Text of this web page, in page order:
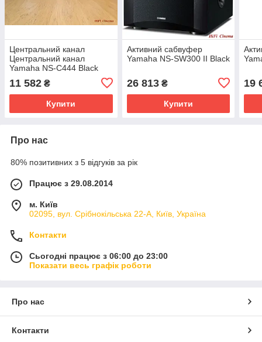
Центральний канал
Центральний канал
Yamaha NS-C444 Black
11 582 ₴
Купити
Активний сабвуфер
Yamaha NS-SW300 II Black
26 813₴
Купити
19
Про нас
80% позитивних з 5 відгуків за рік
Працює з 29.08.2014
м. Київ
02095, вул. Срібнокільська 22-А, Київ, Україна
Контакти
Сьогодні працює з 06:00 до 23:00
Показати весь графік роботи
Про нас
Контакти